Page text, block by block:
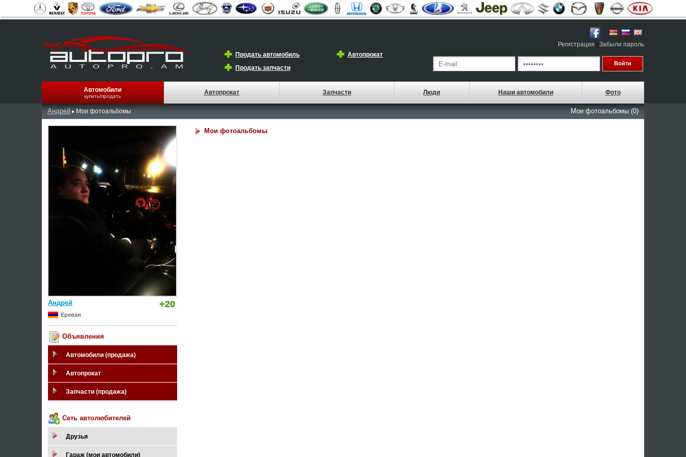
Продать автомобиль
Автопрокат
Продать запчасти
Регистрация Забыли пароль
Автомобили
купить/продать
Автопрокат Запчасти Люди Наши автомобили Фото
Андрей Мои фотоальбомы Мои фотоальбомы (0)
Андрей +20
Ереван
Объявления
Автомобили (продажа)
Автопрокат
Запчасти (продажа)
Сеть автолюбителей
Друзья
Гараж (мои автомобили)
Мои фотоальбомы